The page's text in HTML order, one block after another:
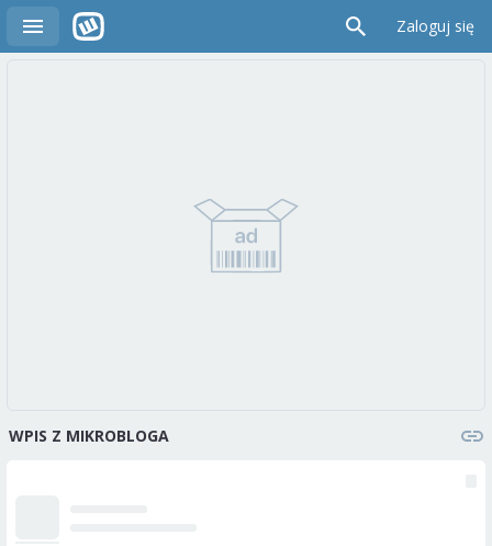
Zaloguj się
WPIS Z MIKROBLOGA